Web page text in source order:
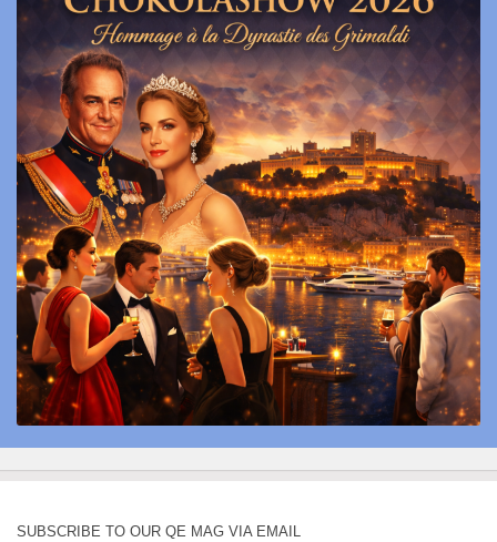
SUBSCRIBE TO OUR QE MAG VIA EMAIL